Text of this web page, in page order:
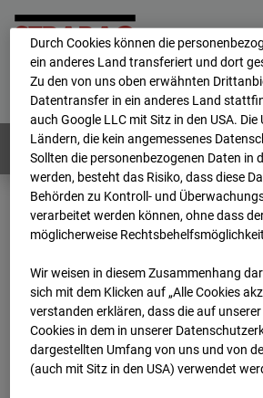
Home E-Mail Impressum
Deutsch / English
Webcams: Alle Länder
Home
Deutschland
BC-118 BV-Ausbau
2026
07 08 10:35
BC-118 BV-
Bonatzbau -
Durch Cookies können die
ein anderes Land transferiert und dort
Zu den von uns oben erwähnten
Datentransfer in ein anderes Land
auch Google LLC mit Sitz in den USA. Die
Ländern, die kein angemessenes
Sollten die personenbezogenen Daten in
werden, besteht das Risiko, dass diese
Behörden zu Kontroll- und
verarbeitet werden können, ohne dass
möglicherweise
Wir weisen in diesem Zusammenhang
sich mit dem Klicken auf „Alle Cookies
ver­standen erklären, dass die auf
Cookies in dem in unserer
dargestellten Umfang von uns und von
(auch mit Sitz in den USA) verwendet